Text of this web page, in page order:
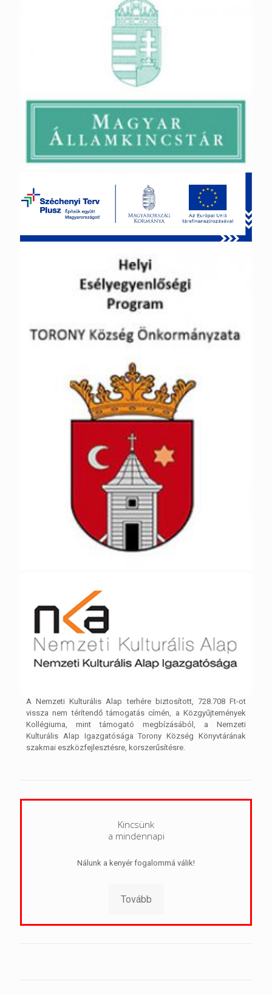
A Nemzeti Kulturális Alap terhére biztosított, 728.708 Ft-ot
vissza nem térítendő támogatás címén, a Közgyűjtemények
Kollégiuma, mint támogató megbízásából, a Nemzeti
Kulturális Alap Igazgatósága Torony Község Könyvtárának
szakmai eszközfejlesztésre, korszerűsítésre.
Kincsünk
a mindennapi
Nálunk a kenyér fogalommá válik!
Tovább